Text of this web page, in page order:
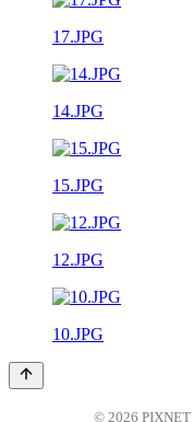
17.JPG
14.JPG
15.JPG
12.JPG
10.JPG
© 2026 PIXNET